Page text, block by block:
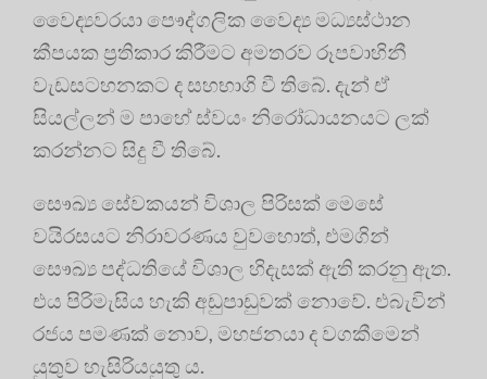
වෛද්‍යවරයා පෞද්ගලික වෛද්‍ය මධ්‍යස්ථාන
කීපයක ප්‍රතිකාර කිරීමට අමතරව රූපවාහිනී
වැඩසටහනකට ද සහභාගි වී තිබේ. දැන් ඒ
සියල්ලන් ම පාහේ ස්වයං නිරෝධායනයට ලක්
කරන්නට සිදු වී තිබේ.
සෞඛ්‍ය සේවකයන් විශාල පිරිසක් මෙසේ
වයිරසයට නිරාවරණය වුවහොත්, එමගින්
සෞඛ්‍ය පද්ධතියේ විශාල හිදැසක් ඇති කරනු ඇත.
එය පිරිමැසිය හැකි අඩුපාඩුවක් නොවේ. එබැවින්
රජය පමණක් නොව, මහජනයා ද වගකීමෙන්
යුතුව හැසිරියයුතු ය.